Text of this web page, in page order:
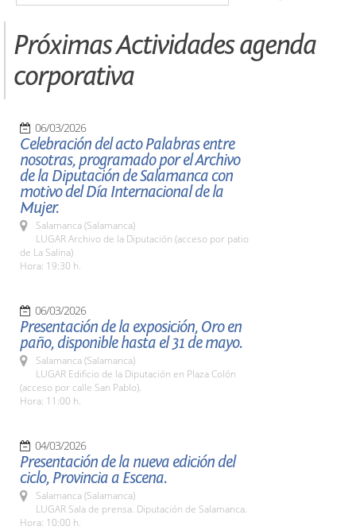
Próximas Actividades agenda
corporativa
06/03/2026
Celebración del acto Palabras entre
nosotras, programado por el Archivo
de la Diputación de Salamanca con
motivo del Día Internacional de la
Mujer.
Salamanca (Salamanca)
LUGAR Archivo de la Diputación (acceso por patio
de La Salina)
Hora: 19:30 h.
06/03/2026
Presentación de la exposición, Oro en
paño, disponible hasta el 31 de mayo.
Salamanca (Salamanca)
LUGAR Edificio de la Diputación en Plaza Colón
(acceso por calle San Pablo).
Hora: 11:00 h.
04/03/2026
Presentación de la nueva edición del
ciclo, Provincia a Escena.
Salamanca (Salamanca)
LUGAR Sala de prensa. Diputación de Salamanca.
Hora: 10:00 h.